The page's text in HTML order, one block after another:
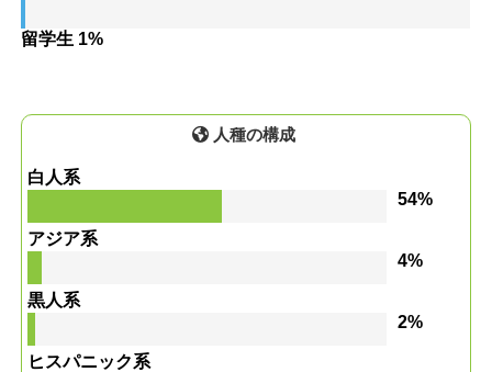
留学生 1%
人種の構成
白人系
54%
アジア系
4%
黒人系
2%
ヒスパニック系